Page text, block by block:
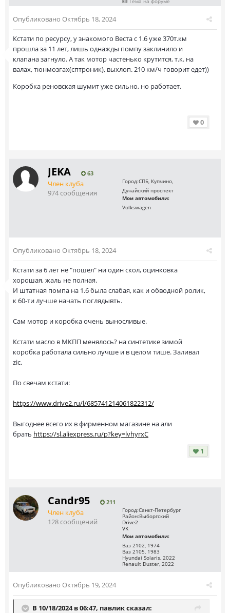
Опубликовано Октябрь 18, 2024
Кстати по ресурсу, у знакомого Веста с 1.6 уже 370т.км
прошла за 11 лет, лишь однажды помпу заклинило и
клапана загнуло. А так мотор частенько крутится, т.к. на
валах, тюнмозгах(сптроник), выхлоп. 210 км/ч говорит едет))
Коробка реновская шумит уже сильно, но работает.
0
JEKA 63
Член клуба
974 сообщения
Город:СПБ, Купчино,
Дунайский проспект
Мои автомобили:
Volkswagen
Опубликовано Октябрь 18, 2024
Кстати за 6 лет не "пошел" ни один скол, оцинковка
хорошая, жаль не полная.
И штатная помпа на 1.6 была слабая, как и обводной ролик,
к 60-ти лучше начать поглядывть.
Сам мотор и коробка очень выносливые.
Кстати масло в МКПП менялось? на синтетике зимой
коробка работала сильно лучше и в целом тише. Заливал
zic.
По свечам кстати:
https://www.drive2.ru/l/685741214061822312/
Выгоднее всего их в фирменном магазине на али
брать https://sl.aliexpress.ru/p?key=lvhyrxC
1
Саndr95 211
Член клуба
128 сообщений
Город:Санкт-Петербург
Район:Выборгский
Drive2
VK
Мои автомобили:
Ваз 2102, 1974
Ваз 2105, 1983
Hyundai Solaris, 2022
Renault Duster, 2022
Опубликовано Октябрь 19, 2024
В 10/18/2024 в 06:47, павликсказал: